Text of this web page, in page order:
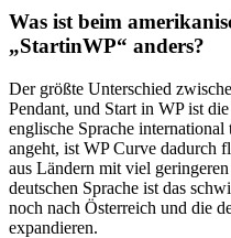
Was ist beim
„StartinWP“ anders?
Der größte Unterschied
Pendant, und Start in WP ist
englische Sprache
angeht, ist WP Curve dadurch
aus Ländern mit viel
deutschen Sprache ist das
noch nach Österreich und die
expandieren.